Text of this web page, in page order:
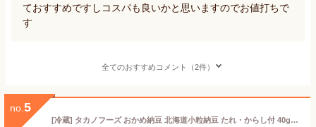
ておすすめですしコスパも良いかと思いますのでお値打ちで
す
全てのおすすめコメント（2件）
no. 5
[冷蔵] タカノフーズ おかめ納豆 北海道小粒納豆 たれ・からし付 40g×3P×3個